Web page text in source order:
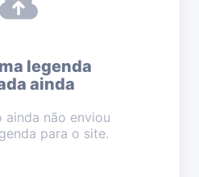
legenda
ainda
ainda não enviou
para o site.